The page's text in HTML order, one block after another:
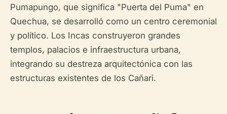
Pumapungo, que significa "Puerta del Puma" en
Quechua, se desarrolló como un centro ceremonial
y político. Los Incas construyeron grandes
templos, palacios e infraestructura urbana,
integrando su destreza arquitectónica con las
estructuras existentes de los Cañari.